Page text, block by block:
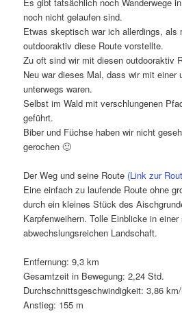
noch nicht gelaufen sind.
Etwas skeptisch war ich allerdings, als
outdooraktiv diese Route vorstellte.
Zu oft sind wir mit diesen outdooraktiv
Neu war dieses Mal, dass wir mit einer
unterwegs waren.
Selbst im Wald mit verschlungenen
geführt.
Biber und Füchse haben wir nicht
gerochen 🙂
Der Weg und seine Route (Link zur
Eine einfach zu laufende Route ohne
durch ein kleines Stück des
Karpfenweihern. Tolle Einblicke in einer
abwechslungsreichen Landschaft.
Entfernung: 9,3 km
Gesamtzeit in Bewegung: 2,24 Std.
Durchschnittsgeschwindigkeit: 3,86
Anstieg: 155 m